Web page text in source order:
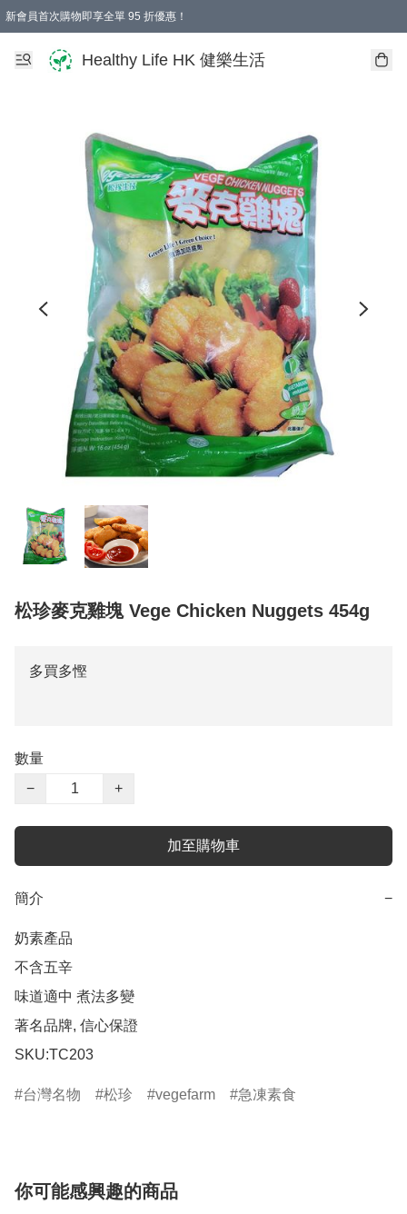
新會員首次購物即享全單 95 折優惠！
Healthy Life HK 健樂生活
松珍麥克雞塊 Vege Chicken Nuggets 454g
多買多慳
數量
−
+
加至購物車
簡介 −
奶素產品
不含五辛
味道適中 煮法多變
著名品牌, 信心保證
SKU:TC203
台灣名物 松珍 vegefarm 急凍素食
你可能感興趣的商品